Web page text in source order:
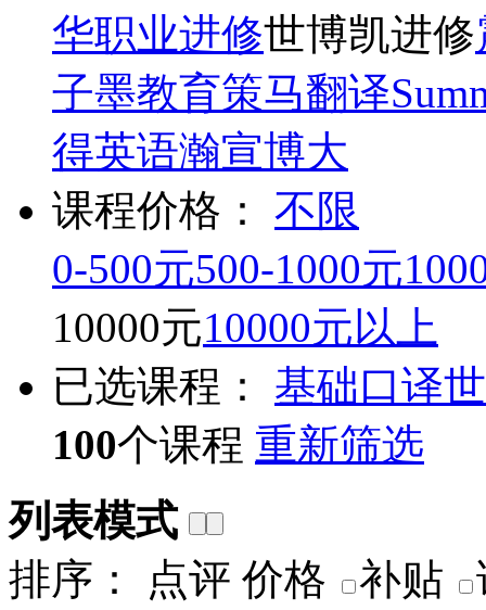
华职业进修世博凯进修
子墨教育策马翻译
得英语瀚宣博大
课程价格：
不限
0-500元500-1000元
10000元10000元以上
已选课程：
基础口译
100个课程 重新筛选
列表模式
排序：
点评 价格 补贴